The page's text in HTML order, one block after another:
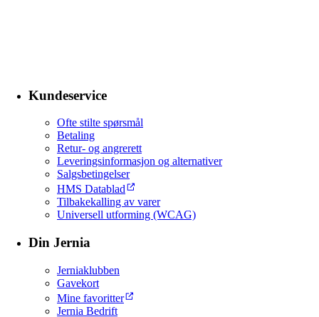
Kundeservice
Ofte stilte spørsmål
Betaling
Retur- og angrerett
Leveringsinformasjon og alternativer
Salgsbetingelser
HMS Datablad
Tilbakekalling av varer
Universell utforming (WCAG)
Din Jernia
Jerniaklubben
Gavekort
Mine favoritter
Jernia Bedrift